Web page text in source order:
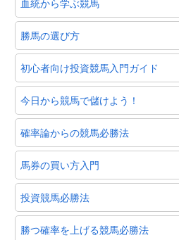
血統から学ぶ競馬
勝馬の選び方
初心者向け投資競馬入門ガイド
今日から競馬で儲けよう！
確率論からの競馬必勝法
馬券の買い方入門
投資競馬必勝法
勝つ確率を上げる競馬必勝法